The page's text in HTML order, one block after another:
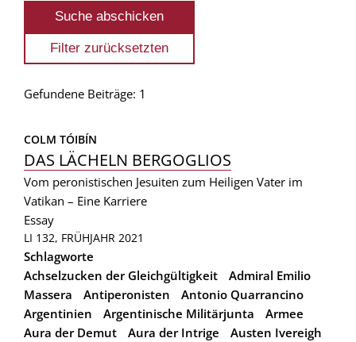
Gefundene Beiträge: 1
COLM TÓIBÍN
DAS LÄCHELN BERGOGLIOS
Vom peronistischen Jesuiten zum Heiligen Vater im
Vatikan – Eine Karriere
Essay
LI 132, FRÜHJAHR 2021
Schlagworte
Achselzucken der Gleichgültigkeit
Admiral Emilio
Massera
Antiperonisten
Antonio Quarrancino
Argentinien
Argentinische Militärjunta
Armee
Aura der Demut
Aura der Intrige
Austen Ivereigh